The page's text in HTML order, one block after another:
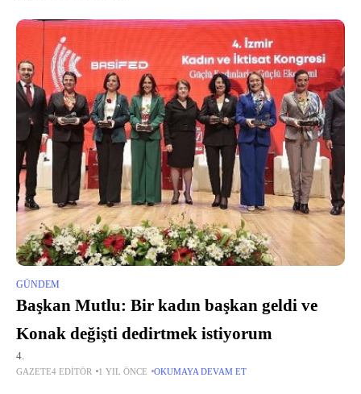
GÜNDEM
Başkan Mutlu: Bir kadın başkan geldi ve
Konak değişti dedirtmek istiyorum
4.
GAZETE4 EDITÖR 1 YIL ÖNCE OKUMAYA DEVAM ET